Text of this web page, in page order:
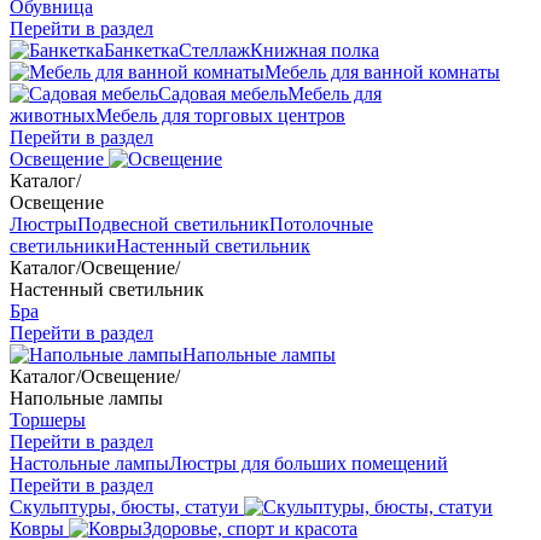
Обувница
Перейти в раздел
БанкеткаСтеллажКнижная полка
Мебель для ванной комнаты
Садовая мебельМебель для
животныхМебель для торговых центров
Перейти в раздел
Освещение
Каталог/
Освещение
ЛюстрыПодвесной светильникПотолочные
светильникиНастенный светильник
Каталог/Освещение/
Настенный светильник
Бра
Перейти в раздел
Напольные лампы
Каталог/Освещение/
Напольные лампы
Торшеры
Перейти в раздел
Настольные лампыЛюстры для больших помещений
Перейти в раздел
Скульптуры, бюсты, статуи
Ковры
Здоровье, спорт и красота